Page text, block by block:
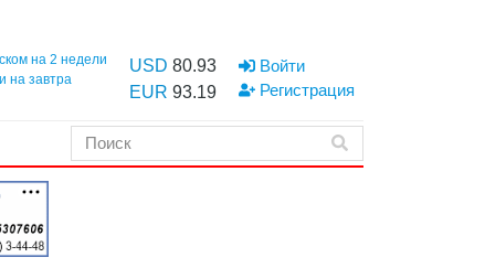
на 2 недели
на завтра
USD 80.93
EUR 93.19
Войти
Регистрация